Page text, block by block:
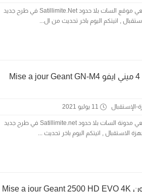
السلام عليكم زوار و متتبعي موقع السات بلا حدود Satillimite.Net في طرح جديد
, اتيتكم اليوم باخر تحديث من ال...
اخر تحديث لجيون ام 4 ميني ايفو Mise a jour Geant GN-M4
الإستقبال 11 يوليو 2021
السلام عليكم زوار و متتبعي مدونة السات بلا حدود Satillimite.net في طرح جديد
الاستقبال , اتيتكم اليوم باخر تحديث ...
اخر تحديث لجهاز جيون Mise a jour Geant 2500 HD EVO 4K